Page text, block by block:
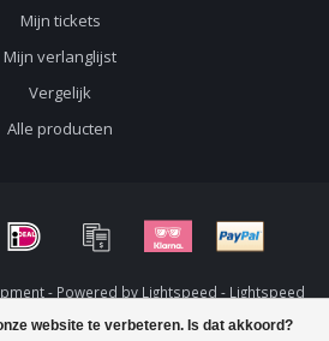
website te verbeteren. Is dat akkoord?
Mijn tickets
Mijn verlanglijst
Vergelijk
Alle producten
- Powered by Lightspeed - Lightspeed
byDyvelopment